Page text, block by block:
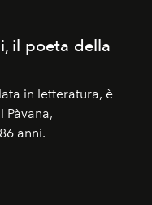
il poeta della
in letteratura, è
Pàvana,
anni.